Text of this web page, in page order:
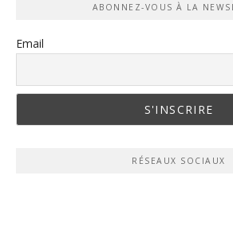
ABONNEZ-VOUS À LA
Email
RÉSEAUX SOCIAUX